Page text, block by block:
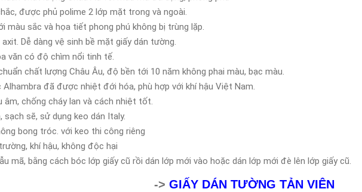
được phủ polime 2 lớp mặt trong và ngoài.
màu sắc và họa tiết phong phú không bị trùng lặp.
Dễ dàng vệ sinh bề mặt giấy dán tường.
văn có độ chìm nổi tinh tế.
chất lượng Châu Âu, độ bền tới 10 năm không phai màu, bạc màu.
đã được nhiệt đới hóa, phù hợp với khí hậu Việt Nam.
âm, chống cháy lan và cách nhiệt tốt.
sạch sẽ, sử dụng keo dán Italy.
bong tróc. với keo thi công riêng
khí hậu, không độc hại
mã, bằng cách bóc lớp giấy cũ rồi dán lớp mới vào hoặc dán lớp mới đè lên lớp giấy cũ.
-> GIẤY DÁN TƯỜNG TẢN VIÊN